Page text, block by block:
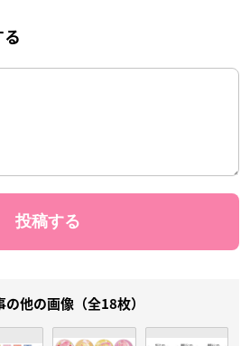
る
の他の画像（全18枚）